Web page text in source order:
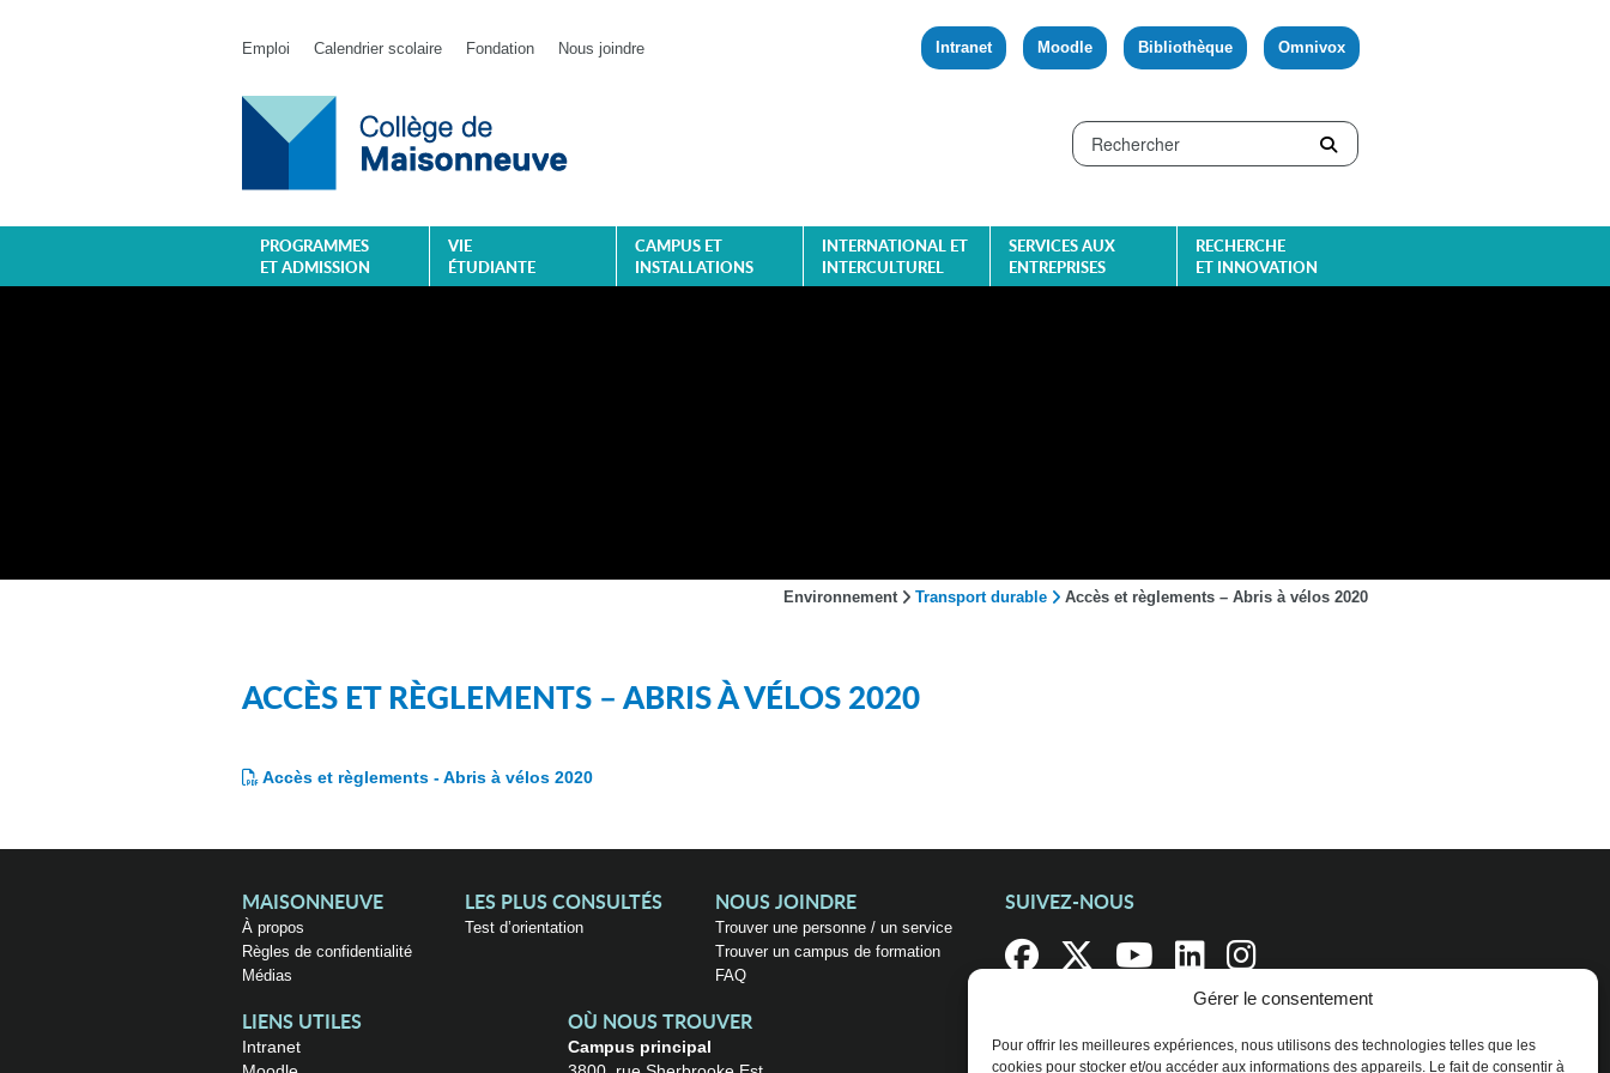
Gérer le consentement
Pour offrir les meilleures expériences, nous utilisons des technologies telles que les
cookies pour stocker et/ou accéder aux informations des appareils. Le fait de consentir à
Emploi Calendrier scolaire Fondation Nous joindre Intranet Moodle Bibliothèque Omnivox
PROGRAMMES
ET ADMISSION
VIE
ÉTUDIANTE
CAMPUS ET
INSTALLATIONS
INTERNATIONAL ET
INTERCULTUREL
SERVICES AUX
ENTREPRISES
RECHERCHE
ET INNOVATION
Environnement Transport durable Accès et règlements – Abris à vélos 2020
ACCÈS ET RÈGLEMENTS – ABRIS À VÉLOS 2020
Accès et règlements - Abris à vélos 2020
MAISONNEUVE
À propos
Règles de confidentialité
Médias
LES PLUS CONSULTÉS
Test d’orientation
NOUS JOINDRE
Trouver une personne / un service
Trouver un campus de formation
FAQ
SUIVEZ-NOUS
LIENS UTILES
Intranet
OÙ NOUS TROUVER
Campus principal